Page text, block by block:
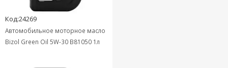
Код:24269
Автомобильное моторное масло
Bizol Green Oil 5W-30 B81050 1л